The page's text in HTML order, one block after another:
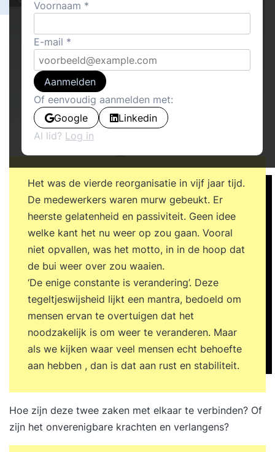
Het was de vierde reorganisatie in vijf jaar tijd.
De medewerkers waren murw gebeukt. Er
heerste gelatenheid en passiviteit. Geen idee
welke kant het nu weer op zou gaan. Vooral
niet opvallen, was het motto, in in de hoop dat
de bui weer over zou waaien.
‘De enige constante is verandering’. Deze
tegeltjeswijsheid lijkt een mantra, bedoeld om
mensen ervan te overtuigen dat het
noodzakelijk is om weer te veranderen. Maar
als we kijken waar veel mensen echt behoefte
aan hebben , dan is dat aan rust en stabiliteit.
Hoe zijn deze twee zaken met elkaar te verbinden? Of
zijn het onverenigbare krachten en verlangens?
Voornaam
E-mail
Aanmelden
Of eenvoudig aanmelden met:
Google
Linkedin
Al lid? Log in